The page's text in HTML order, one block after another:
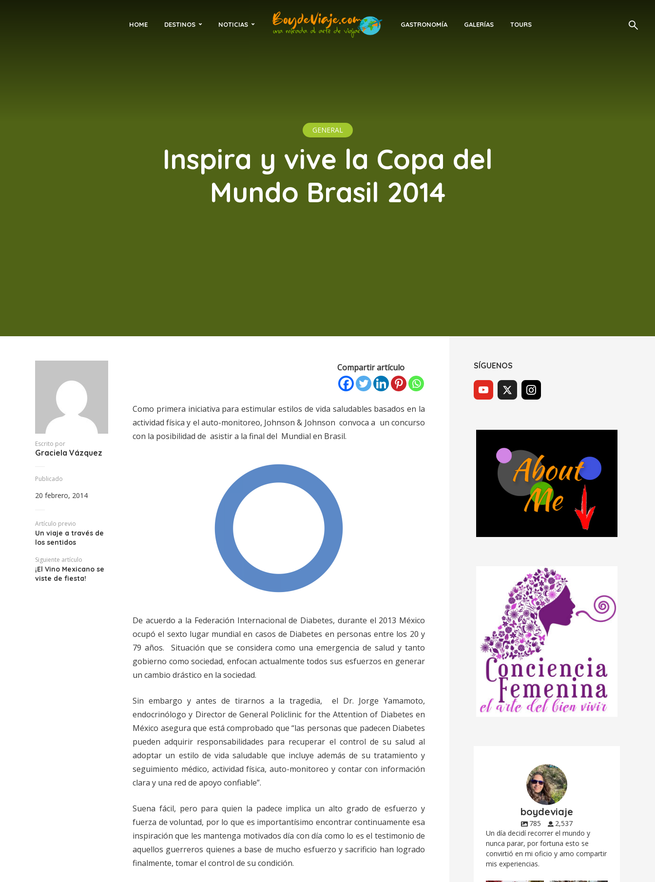
HOME DESTINOS NOTICIAS GASTRONOMÍA GALERÍAS TOURS
GENERAL
Inspira y vive la Copa del
Mundo Brasil 2014
Escrito por
Graciela Vázquez
Publicado
20 febrero, 2014
Artículo previo
Un viaje a través de
los sentidos
Siguiente artículo
¡El Vino Mexicano se
viste de fiesta!
Compartir artículo
Como primera iniciativa para estimular estilos de vida saludables basados en la
actividad física y el auto-monitoreo, Johnson & Johnson convoca a un concurso
con la posibilidad de asistir a la final del Mundial en Brasil.
De acuerdo a la Federación Internacional de Diabetes, durante el 2013 México
ocupó el sexto lugar mundial en casos de Diabetes en personas entre los 20 y
79 años. Situación que se considera como una emergencia de salud y tanto
gobierno como sociedad, enfocan actualmente todos sus esfuerzos en generar
un cambio drástico en la sociedad.
Sin embargo y antes de tirarnos a la tragedia, el Dr. Jorge Yamamoto,
endocrinólogo y Director de General Policlinic for the Attention of Diabetes en
México asegura que está comprobado que “las personas que padecen Diabetes
pueden adquirir responsabilidades para recuperar el control de su salud al
adoptar un estilo de vida saludable que incluye además de su tratamiento y
seguimiento médico, actividad física, auto-monitoreo y contar con información
clara y una red de apoyo confiable”.
Suena fácil, pero para quien la padece implica un alto grado de esfuerzo y
fuerza de voluntad, por lo que es importantísimo encontrar continuamente esa
inspiración que les mantenga motivados día con día como lo es el testimonio de
aquellos guerreros quienes a base de mucho esfuerzo y sacrificio han logrado
finalmente, tomar el control de su condición.
SÍGUENOS
boydeviaje
785
2,537
Un día decidí recorrer el mundo y
nunca parar, por fortuna esto se
convirtió en mi oficio y amo compartir
mis experiencias.